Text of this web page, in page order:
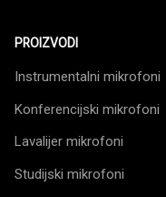
PROIZVODI
Instrumentalni mikrofoni
Konferencijski mikrofoni
Lavalijer mikrofoni
Studijski mikrofoni